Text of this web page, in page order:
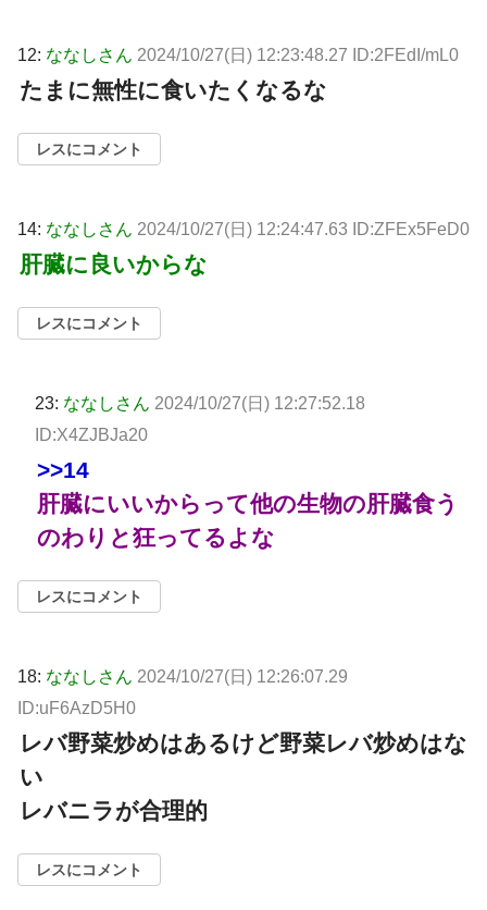
12: ななしさん 2024/10/27(日) 12:23:48.27 ID:2FEdI/mL0
たまに無性に食いたくなるな
レスにコメント
14: ななしさん 2024/10/27(日) 12:24:47.63 ID:ZFEx5FeD0
肝臓に良いからな
レスにコメント
23: ななしさん 2024/10/27(日) 12:27:52.18
ID:X4ZJBJa20
>>14
肝臓にいいからって他の生物の肝臓食う
のわりと狂ってるよな
レスにコメント
18: ななしさん 2024/10/27(日) 12:26:07.29
ID:uF6AzD5H0
レバ野菜炒めはあるけど野菜レバ炒めはな
い
レバニラが合理的
レスにコメント